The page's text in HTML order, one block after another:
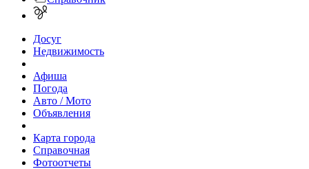
Досуг
Недвижимость
Афиша
Погода
Авто / Мото
Объявления
Карта города
Справочная
Фотоотчеты